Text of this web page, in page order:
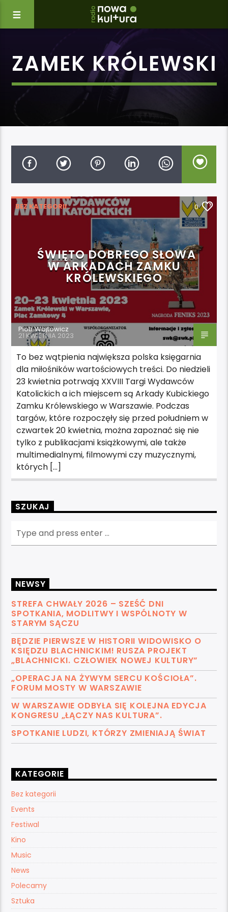
ZAMEK KRÓLEWSKI
BEZ KATEGORII 0
ŚWIĘTO DOBREGO SŁOWA
W ARKADACH ZAMKU
KRÓLEWSKIEGO
Piotr Wojtowicz
21 KWIETNIA 2023
To bez wątpienia największa polska księgarnia
dla miłośników wartościowych treści. Do niedzieli
23 kwietnia potrwają XXVIII Targi Wydawców
Katolickich a ich miejscem są Arkady Kubickiego
Zamku Królewskiego w Warszawie. Podczas
targów, które rozpoczęły się przed południem w
czwartek 20 kwietnia, można zapoznać się nie
tylko z publikacjami książkowymi, ale także
multimedialnymi, filmowymi czy muzycznymi,
których […]
SZUKAJ
NEWSY
STREFA CHWAŁY 2026 – SZEŚĆ DNI
SPOTKANIA, MODLITWY I WSPÓLNOTY W
STARYM SĄCZU
BĘDZIE PIERWSZE W HISTORII WIDOWISKO O
KSIĘDZU BLACHNICKIM! RUSZA PROJEKT
„BLACHNICKI. CZŁOWIEK NOWEJ KULTURY”
„OPERACJA NA ŻYWYM SERCU KOŚCIOŁA”.
FORUM MOSTY W WARSZAWIE
W WARSZAWIE ODBYŁA SIĘ KOLEJNA EDYCJA
KONGRESU „ŁĄCZY NAS KULTURA”.
SPOTKANIE LUDZI, KTÓRZY ZMIENIAJĄ ŚWIAT
KATEGORIE
Bez kategorii
Events
Festiwal
Kino
Music
News
Polecamy
Sztuka